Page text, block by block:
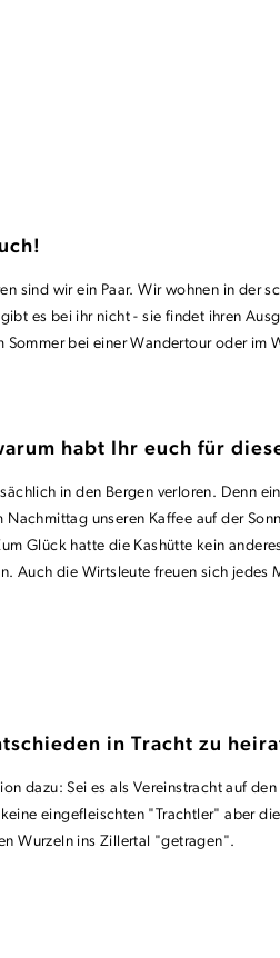
sind wir ein Paar. Wir wohnen in
es bei ihr nicht - sie findet ihren
Sommer bei einer Wandertour oder
habt Ihr euch für
in den Bergen verloren. Denn
unseren Kaffee auf der
Glück hatte die Kashütte kein
Auch die Wirtsleute freuen sich
in Tracht zu
dazu: Sei es als Vereinstracht auf
eingefleischten "Trachtler" aber
Wurzeln ins Zillertal "getragen".